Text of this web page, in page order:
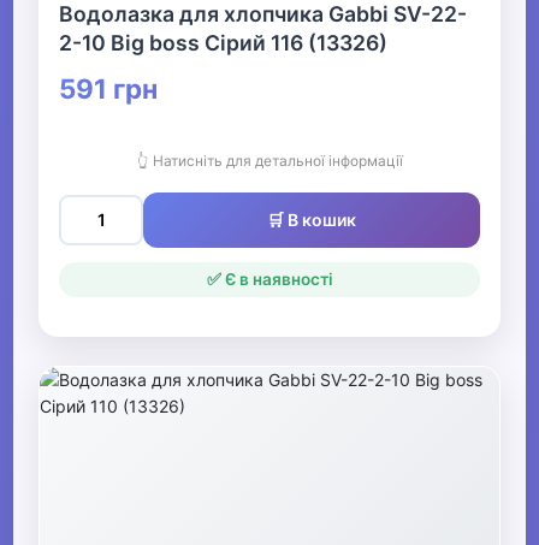
Водолазка для хлопчика Gabbi SV-22-
2-10 Big boss Сірий 116 (13326)
591 грн
👆 Натисніть для детальної інформації
🛒 В кошик
✅ Є в наявності